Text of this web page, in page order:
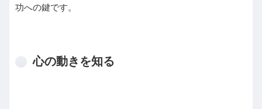
功への鍵です。
心の動きを知る